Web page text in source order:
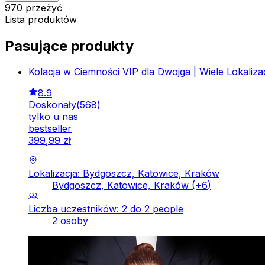
970 przeżyć
Lista produktów
Pasujące produkty
Kolacja w Ciemności VIP dla Dwojga | Wiele
8.9
Doskonały(568)
tylko u nas
bestseller
399,99 zł
Lokalizacja: Bydgoszcz, Katowice, Kraków
Bydgoszcz, Katowice, Kraków (+6)
Liczba uczestników: 2 do 2 people
2 osoby